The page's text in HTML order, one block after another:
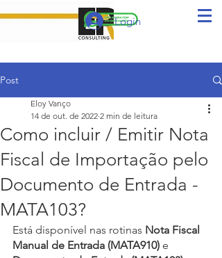
Login
Post
Como incluir / Emitir Nota
Fiscal de Importação pelo
Documento de Entrada -
MATA103?
Eloy Vanço
14 de out. de 2022 2 min de leitura
Está disponível nas rotinas Nota Fiscal
Manual de Entrada (MATA910) e